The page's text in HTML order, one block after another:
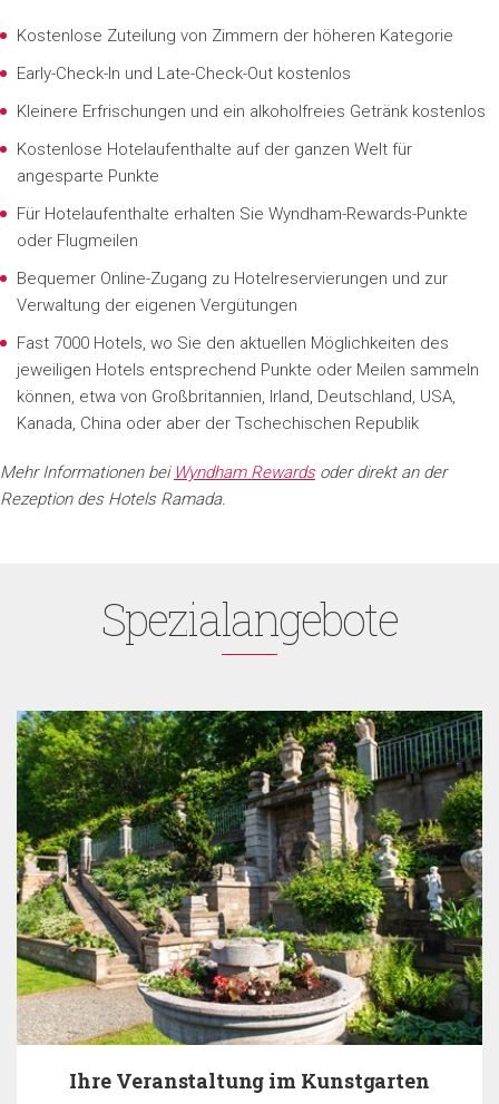
Kostenlose Zuteilung von Zimmern der höheren Kategorie
Early-Check-In und Late-Check-Out kostenlos
Kleinere Erfrischungen und ein alkoholfreies Getränk kostenlos
Kostenlose Hotelaufenthalte auf der ganzen Welt für
angesparte Punkte
Für Hotelaufenthalte erhalten Sie Wyndham-Rewards-Punkte
oder Flugmeilen
Bequemer Online-Zugang zu Hotelreservierungen und zur
Verwaltung der eigenen Vergütungen
Fast 7000 Hotels, wo Sie den aktuellen Möglichkeiten des
jeweiligen Hotels entsprechend Punkte oder Meilen sammeln
können, etwa von Großbritannien, Irland, Deutschland, USA,
Kanada, China oder aber der Tschechischen Republik
Mehr Informationen bei Wyndham Rewardsoder direkt an der
Rezeption des Hotels Ramada.
Spezialangebote
im Kunstgarten